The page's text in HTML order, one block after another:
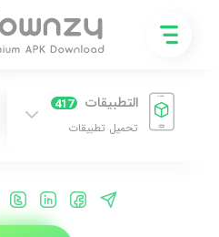
التطبيقات 417
تحميل تطبيقات